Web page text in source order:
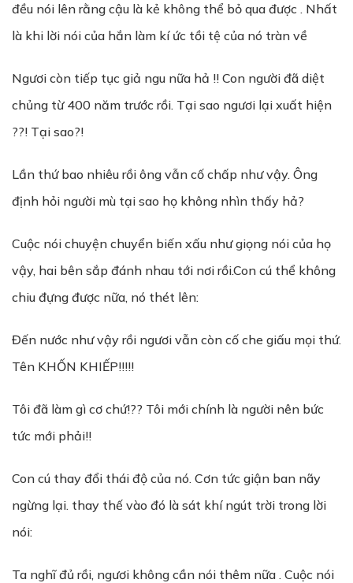
đều nói lên rằng cậu là kẻ không thể bỏ qua được . Nhất
là khi lời nói của hắn làm kí ức tồi tệ của nó tràn về
Ngươi còn tiếp tục giả ngu nữa hả !! Con người đã diệt
chủng từ 400 năm trước rồi. Tại sao ngươi lại xuất hiện
??! Tại sao?!
Lần thứ bao nhiêu rồi ông vẫn cố chấp như vậy. Ông
định hỏi người mù tại sao họ không nhìn thấy hả?
Cuộc nói chuyện chuyển biến xấu như giọng nói của họ
vậy, hai bên sắp đánh nhau tới nơi rồi.Con cú thể không
chiu đựng được nữa, nó thét lên:
Đến nước như vậy rồi ngươi vẫn còn cố che giấu mọi thứ.
Tên KHỐN KHIẾP!!!!!
Tôi đã làm gì cơ chứ!?? Tôi mới chính là người nên bức
tức mới phải!!
Con cú thay đổi thái độ của nó. Cơn tức giận ban nãy
ngừng lại. thay thế vào đó là sát khí ngút trời trong lời
nói:
Ta nghĩ đủ rồi, ngươi không cần nói thêm nữa . Cuộc nói